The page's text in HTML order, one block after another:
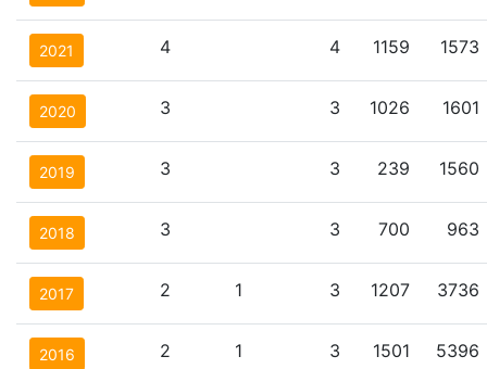
2021 4 4 1159 1573
2020 3 3 1026 1601
2019 3 3 239 1560
2018 3 3 700 963
2017 2 1 3 1207 3736
2016 2 1 3 1501 5396